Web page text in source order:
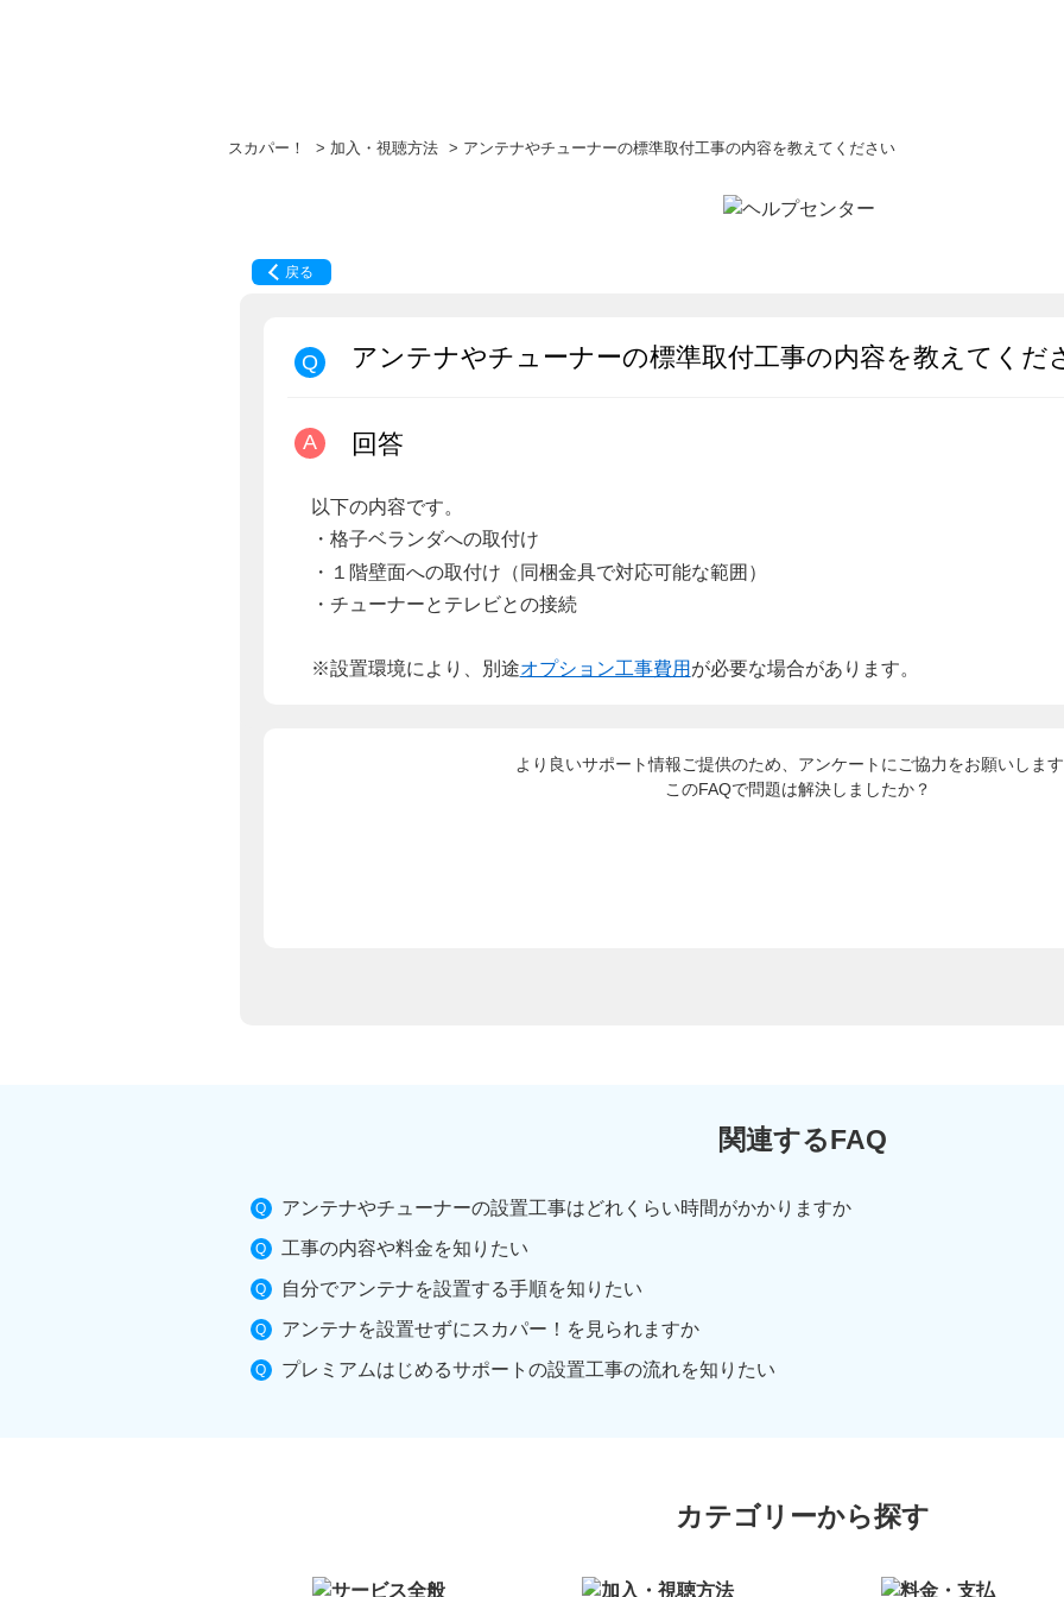
スカパー！ > 加入・視聴方法 > アンテナやチューナーの標準取付工事の内容を教えてください
戻る
アンテナやチューナーの標準取付工事の内容を教えてくだ
回答
以下の内容です。
・格子ベランダへの取付け
・１階壁面への取付け（同梱金具で対応可能な範囲）
・チューナーとテレビとの接続
※設置環境により、別途オプション工事費用 が必要な場合があります。
より良いサポート情報ご提供のため、アンケートにご協力をお願いしま
このFAQで問題は解決しましたか？
関連するFAQ
アンテナやチューナーの設置工事はどれくらい時間がかかりますか
工事の内容や料金を知りたい
自分でアンテナを設置する手順を知りたい
アンテナを設置せずにスカパー！を見られますか
プレミアムはじめるサポートの設置工事の流れを知りたい
カテゴリーから探す